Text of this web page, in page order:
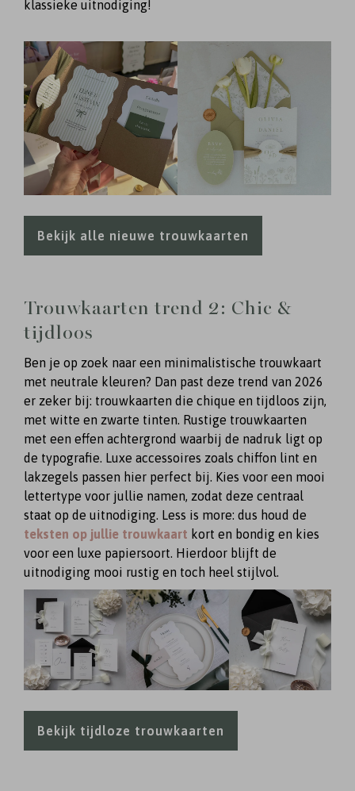
klassieke uitnodiging!
Bekijk alle nieuwe trouwkaarten
Trouwkaarten trend 2: Chic &
tijdloos
Ben je op zoek naar een minimalistische trouwkaart
met neutrale kleuren? Dan past deze trend van 2026
er zeker bij: trouwkaarten die chique en tijdloos zijn,
met witte en zwarte tinten. Rustige trouwkaarten
met een effen achtergrond waarbij de nadruk ligt op
de typografie. Luxe accessoires zoals chiffon lint en
lakzegels passen hier perfect bij. Kies voor een mooi
lettertype voor jullie namen, zodat deze centraal
staat op de uitnodiging. Less is more: dus houd de
teksten op jullie trouwkaart ⁠ kort en bondig en kies
voor een luxe papiersoort. Hierdoor blijft de
uitnodiging mooi rustig en toch heel stijlvol.
Bekijk tijdloze trouwkaarten